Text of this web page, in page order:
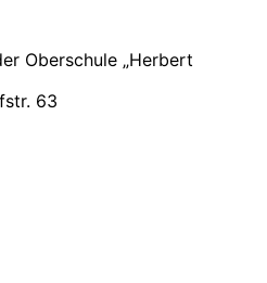
Oberschule „Herbert
63